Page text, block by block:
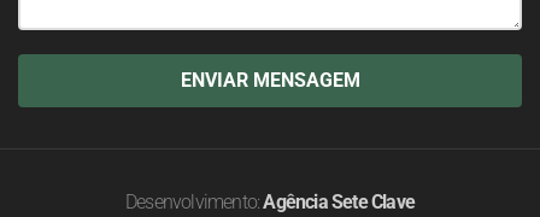
Desenvolvimento:Agência Sete Clave